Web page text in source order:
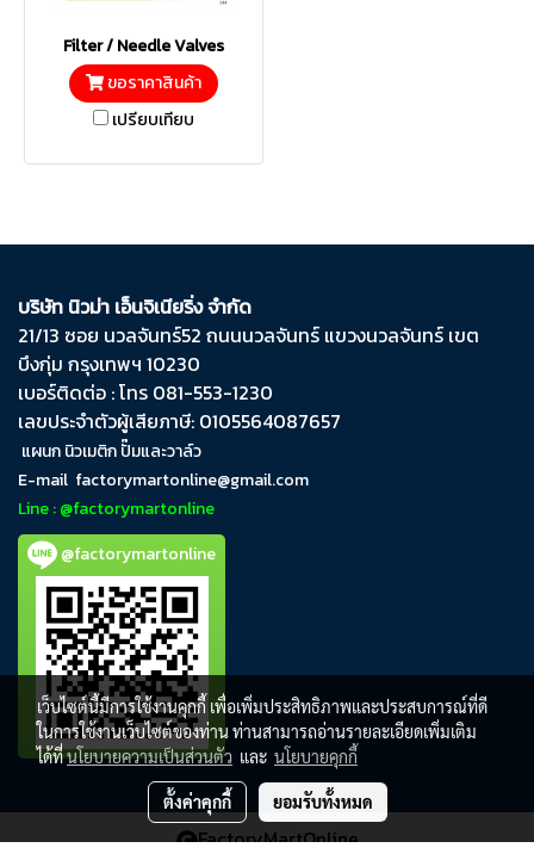
Filter / Needle Valves
ขอราคาสินค้า
เปรียบเทียบ
บริษัท นิวม่า เอ็นจิเนียริ่ง จำกัด
21/13 ซอย นวลจันทร์​52 ถนน​นวลจันทร์​ แขวง​นวลจันทร์​ เขต​
บึงกุ่ม​ กรุงเทพฯ​ 10230
เบอร์ติดต่อ : โทร 081-553-1230
เลขประจำตัวผู้เสียภาษี: 0105564087657
แผนก นิวเมติก ปั๊มและวาล์ว
E-mail factorymartonline@gmail.com
Line : @factorymartonline
@factorymartonline
FactoryMartOnline
เว็บไซต์นี้มีการใช้งานคุกกี้ เพื่อเพิ่มประสิทธิภาพและประสบการณ์ที่ดี
ในการใช้งานเว็บไซต์ของท่าน ท่านสามารถอ่านรายละเอียดเพิ่มเติม
ได้ที่นโยบายความเป็นส่วนตัว และ นโยบายคุกกี้
ตั้งค่าคุกกี้ ยอมรับทั้งหมด